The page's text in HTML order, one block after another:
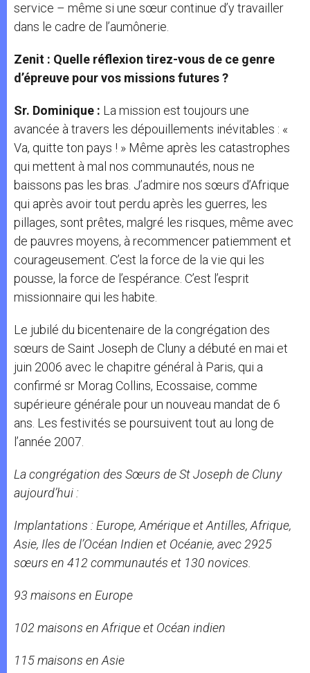
service – même si une sœur continue d’y travailler
dans le cadre de l’aumônerie.
Zenit : Quelle réflexion tirez-vous de ce genre
d’épreuve pour vos missions futures ?
Sr. Dominique : La mission est toujours une
avancée à travers les dépouillements inévitables : «
Va, quitte ton pays ! » Même après les catastrophes
qui mettent à mal nos communautés, nous ne
baissons pas les bras. J’admire nos sœurs d’Afrique
qui après avoir tout perdu après les guerres, les
pillages, sont prêtes, malgré les risques, même avec
de pauvres moyens, à recommencer patiemment et
courageusement. C’est la force de la vie qui les
pousse, la force de l’espérance. C’est l’esprit
missionnaire qui les habite.
Le jubilé du bicentenaire de la congrégation des
sœurs de Saint Joseph de Cluny a débuté en mai et
juin 2006 avec le chapitre général à Paris, qui a
confirmé sr Morag Collins, Ecossaise, comme
supérieure générale pour un nouveau mandat de 6
ans. Les festivités se poursuivent tout au long de
l’année 2007.
La congrégation des Sœurs de St Joseph de Cluny
aujourd’hui :
Implantations : Europe, Amérique et Antilles, Afrique,
Asie, Iles de l’Océan Indien et Océanie, avec 2925
sœurs en 412 communautés et 130 novices.
93 maisons en Europe
102 maisons en Afrique et Océan indien
115 maisons en Asie